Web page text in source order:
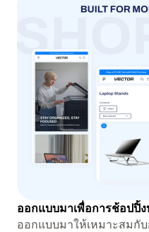
ออกแบบมาเพื่อการช้อปปิ้
ออกแบบมาให้เหมาะสมกั